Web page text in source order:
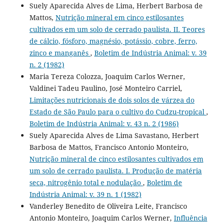
Suely Aparecida Alves de Lima, Herbert Barbosa de
Mattos, Nutrição mineral em cinco estilosantes
cultivados em um solo de cerrado paulista. II. Teores
de cálcio, fósforo, magnésio, potássio, cobre, ferro,
zinco e manganês , Boletim de Indústria Animal: v. 39
n. 2 (1982)
Maria Tereza Colozza, Joaquim Carlos Werner,
Valdinei Tadeu Paulino, José Monteiro Carriel,
Limitações nutricionais de dois solos de várzea do
Estado de São Paulo para o cultivo do Cudzu-tropical ,
Boletim de Indústria Animal: v. 43 n. 2 (1986)
Suely Aparecida Alves de Lima Savastano, Herbert
Barbosa de Mattos, Francisco Antonio Monteiro,
Nutrição mineral de cinco estilosantes cultivados em
um solo de cerrado paulista. I. Produção de matéria
seca, nitrogênio total e nodulação , Boletim de
Indústria Animal: v. 39 n. 1 (1982)
Vanderley Benedito de Oliveira Leite, Francisco
Antonio Monteiro, Joaquim Carlos Werner, Influência